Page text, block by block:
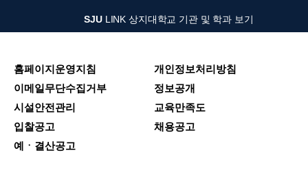
SJU LINK 상지대학교 기관 및 학과 보기
홈페이지운영지침
개인정보처리방침
이메일무단수집거부
정보공개
시설안전관리
교육만족도
입찰공고
채용공고
예ㆍ결산공고